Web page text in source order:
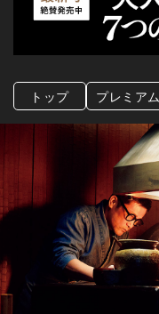
トップ プレミアム